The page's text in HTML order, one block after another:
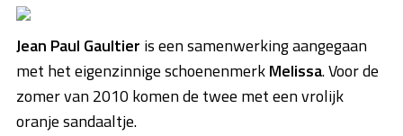
Jean Paul Gaultier is een samenwerking aangegaan
met het eigenzinnige schoenenmerkMelissa. Voor de
zomer van 2010 komen de twee met een vrolijk
oranje sandaaltje.